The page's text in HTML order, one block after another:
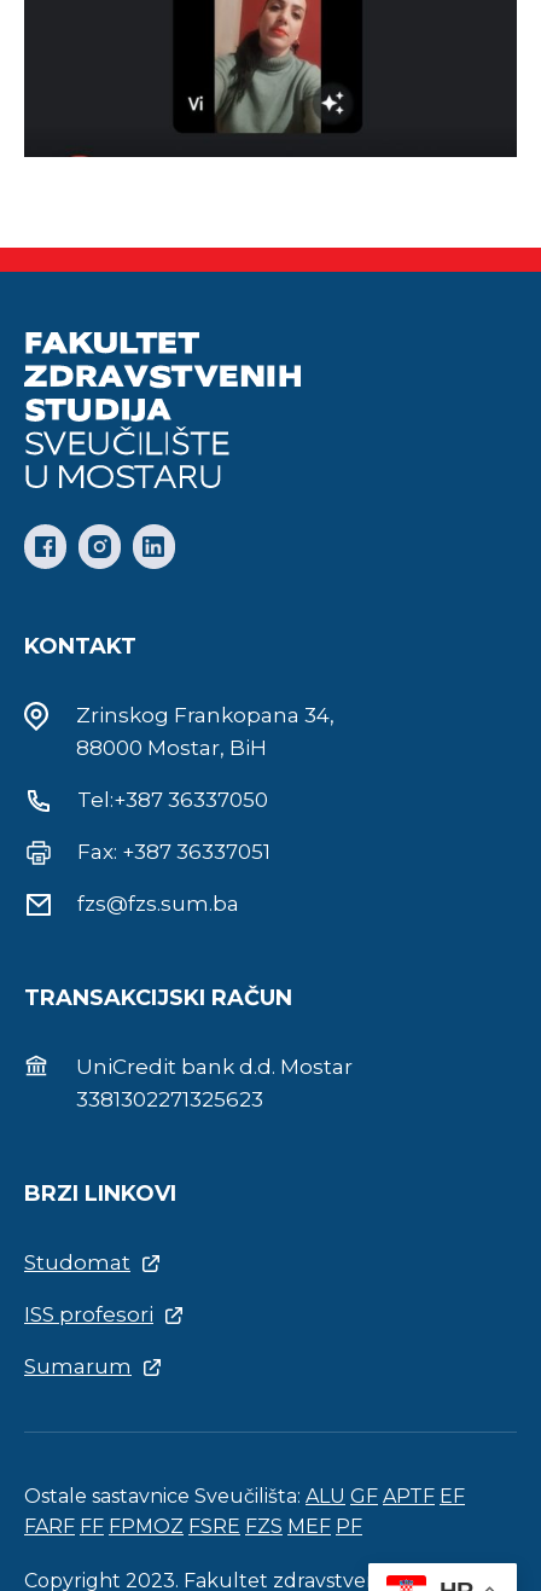
KONTAKT
Zrinskog Frankopana 34,
88000 Mostar, BiH
Tel:+387 36337050
Fax: +387 36337051
fzs@fzs.sum.ba
TRANSAKCIJSKI RAČUN
UniCredit bank d.d. Mostar
3381302271325623
BRZI LINKOVI
Studomat
ISS profesori
Sumarum
Ostale sastavnice Sveučilišta: ALU GF APTF EF
FARF FF FPMOZ FSRE FZS MEF PF
Copyright 2023. Fakultet zdravstvenih studija.